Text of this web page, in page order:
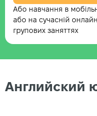
Або навчання в
або на сучасній
групових заняттях
Английский